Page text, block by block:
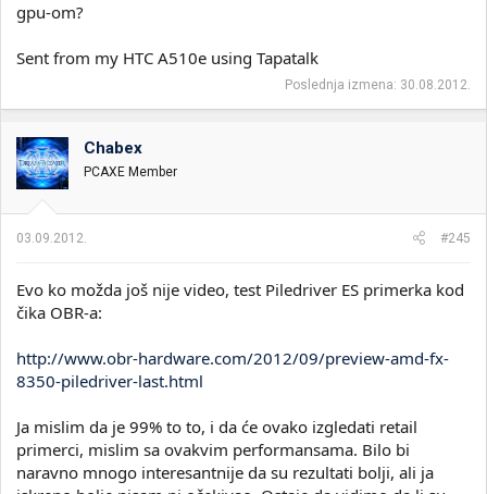
gpu-om?
Sent from my HTC A510e using Tapatalk
Poslednja izmena: 30.08.2012.
Chabex
PCAXE Member
03.09.2012. #245
Evo ko možda još nije video, test Piledriver ES primerka kod
čika OBR-a:
http://www.obr-hardware.com/2012/09/preview-amd-fx-
8350-piledriver-last.html
Ja mislim da je 99% to to, i da će ovako izgledati retail
primerci, mislim sa ovakvim performansama. Bilo bi
naravno mnogo interesantnije da su rezultati bolji, ali ja